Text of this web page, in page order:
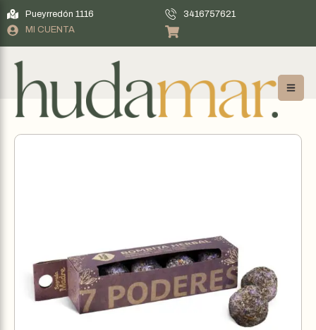
Pueyrredón 1116
3416757621
MI CUENTA